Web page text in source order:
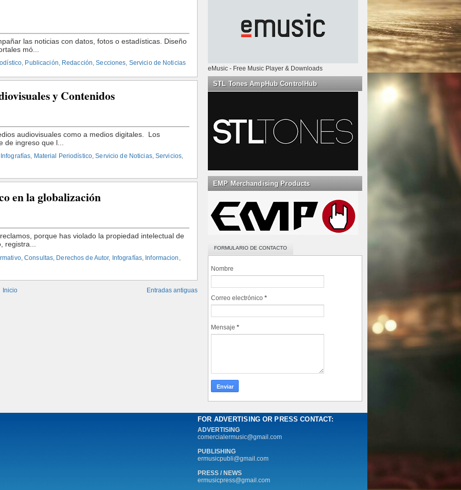
, Publicación, Redacción,Secciones, Servicio de Noticias
y Contenidos
Infografías, Material Periodístico,Servicio de Noticias, Servicios,
en la globalización
,Consultas Derechos de Autor, Infografías Informacion
Entradas antiguas
Inicio
eMusic - Free Music Player & Downloads
STL Tones AmpHub ControlHub
EMP Merchandising Products
FORMULARIO DE CONTACTO
Nombre
Correo electrónico *
Mensaje *
FOR ADVERTISING OR PRESS CONTACT:
ADVERTISING
comercialermusic@gmail.com
PUBLISHING
ermusicpubli@gmail.com
PRESS / NEWS
ermusicpress@gmail.com